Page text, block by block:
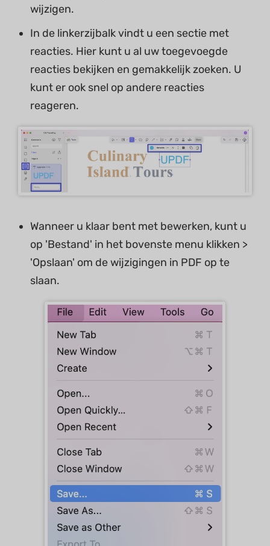
wijzigen.
In de linkerzijbalk vindt u een sectie met
reacties. Hier kunt u al uw toegevoegde
reacties bekijken en gemakkelijk zoeken. U
kunt er ook snel op andere reacties
reageren.
Wanneer u klaar bent met bewerken, kunt u
op 'Bestand' in het bovenste menu klikken >
'Opslaan' om de wijzigingen in PDF op te
slaan.